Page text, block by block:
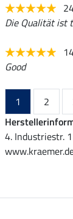
Die Qualität ist
Good
1 2
4. Industriestr.